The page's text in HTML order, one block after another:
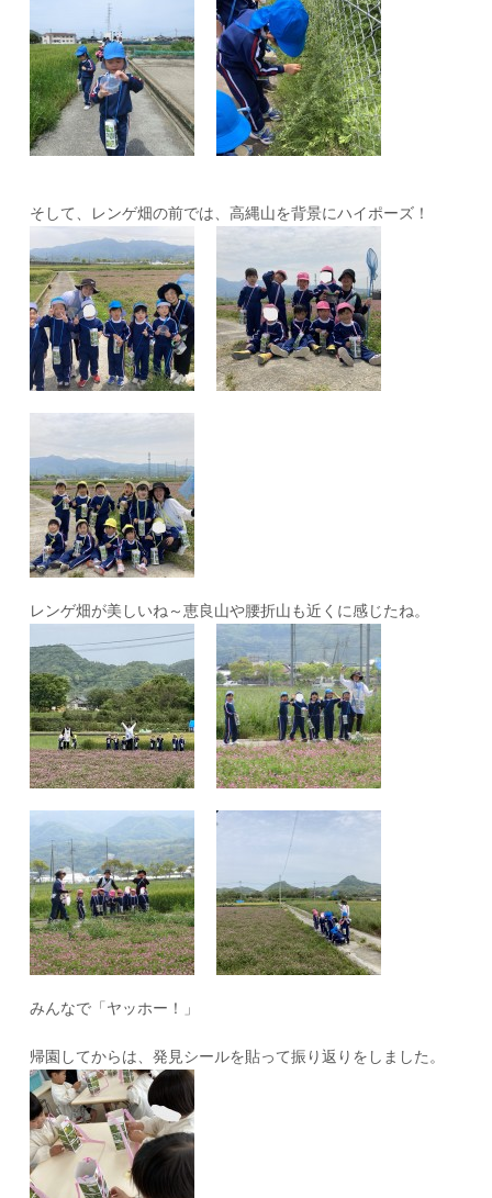
そして、レンゲ畑の前では、高縄山を背景にハイポーズ！
レンゲ畑が美しいね～ 恵良山や腰折山も近くに感じたね。
みんなで「ヤッホー！」
帰園してからは、発見シールを貼って振り返りをしました。